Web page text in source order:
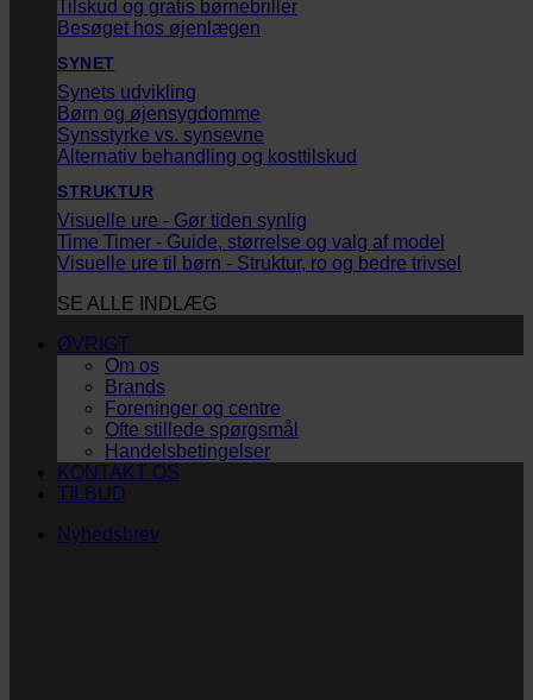
Tilskud og gratis børnebriller
Besøget hos øjenlægen
SYNET
Synets udvikling
Børn og øjensygdomme
Synsstyrke vs. synsevne
Alternativ behandling og kosttilskud
STRUKTUR
Visuelle ure - Gør tiden synlig
Time Timer - Guide, størrelse og valg af model
Visuelle ure til børn - Struktur, ro og bedre trivsel
SE ALLE INDLÆG
ØVRIGT
Om os
Brands
Foreninger og centre
Ofte stillede spørgsmål
Handelsbetingelser
KONTAKT OS
TILBUD
Nyhedsbrev